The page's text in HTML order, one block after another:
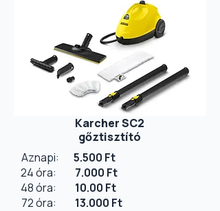
Karcher SC2
gőztisztító
Aznapi:
5.500 Ft
24 óra: 7.000 Ft
48 óra: 10.00 Ft
​72 óra: 13.000 Ft